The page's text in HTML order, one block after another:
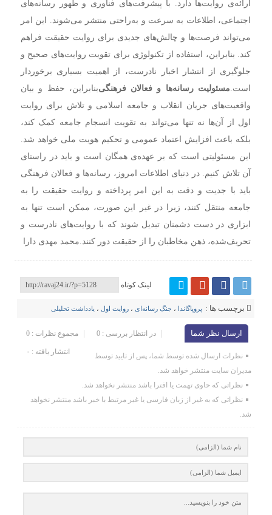
ارائه‌ی روایت‌ها دارد. با پیشرفت‌های فناوری و ظهور رسانه‌های
اجتماعی، اطلاعات به سرعت و به‌راحتی منتشر می‌شوند. این امر
می‌تواند فرصت‌ها و چالش‌های جدیدی برای روایت حقیقت فراهم
کند. بنابراین، استفاده از تکنولوژی برای تقویت روایت‌های صحیح و
جلوگیری از انتشار اخبار نادرست، از اهمیت بسیاری برخوردار
است.مسئولیت رسانه‌ها و فعالان فرهنگیبنابراین، حفظ و بیان
واقعیت‌های جریان انقلاب و جامعه اسلامی و تلاش برای روایت
اول از آن‌ها نه تنها می‌تواند به تقویت انسجام جامعه کمک کند،
بلکه باعث افزایش اعتماد عمومی و تحکیم هویت ملی خواهد شد.
این مسئولیتی است که بر عهده‌ی همگان است و باید در راستای
آن تلاش کنیم. در دنیای اطلاعات امروز، رسانه‌ها و فعالان فرهنگی
باید با جدیت و دقت به این امر پرداخته و روایت حقیقت را به
جامعه منتقل کنند، زیرا در غیر این صورت، ممکن است تنها به
ابزاری در دست دشمنان تبدیل شوند که با روایت‌های نادرست و
تحریف‌شده، ذهن مخاطبان را از حقیقت دور کنند.محمد مهدی دارا
لینک کوتاه
برچسب ها : پروپاگاندا ، جنگ رسانه‌ای ،روایت اول ، یادداشت تحلیلی
ارسال نظر شما مجموع نظرات : 0 در انتظار بررسی : 0
انتشار یافته : ۰
نظرات ارسال شده توسط شما، پس از تایید توسط
مدیران سایت منتشر خواهد شد.
نظراتی که حاوی تهمت یا افترا باشد منتشر نخواهد شد.
نظراتی که به غیر از زبان فارسی یا غیر مرتبط با خبر باشد منتشر نخواهد
شد.